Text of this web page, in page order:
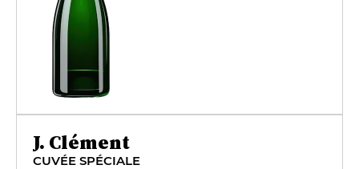
J. Clément
CUVÉE SPÉCIALE